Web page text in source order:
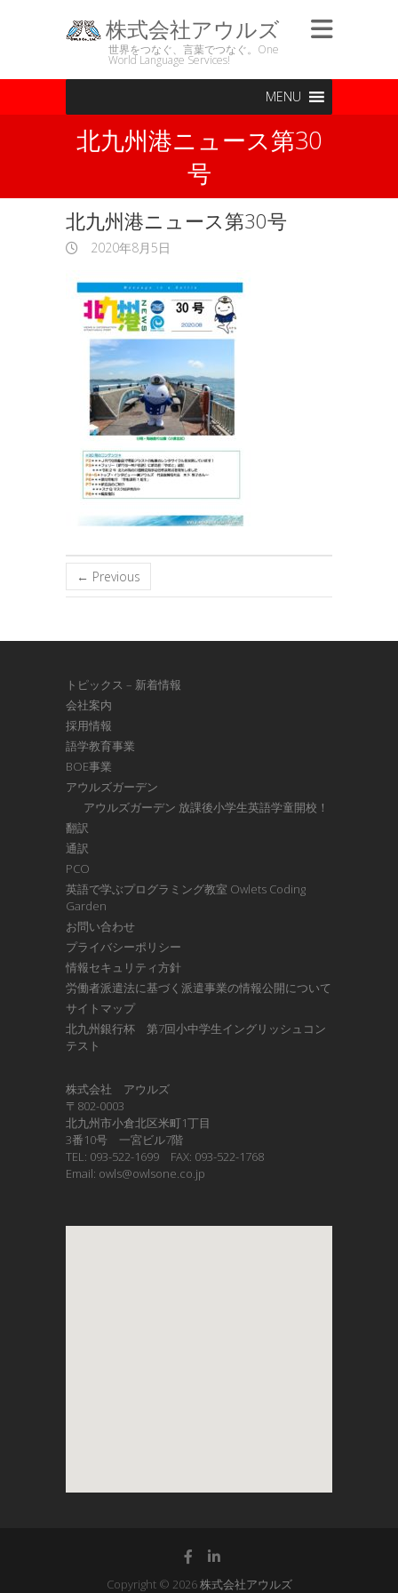
株式会社アウルズ
世界をつなぐ、言葉でつなぐ。One
World Language Services!
MENU
北九州港ニュース第30
号
北九州港ニュース第30号
2020年8月5日
← Previous
トピックス – 新着情報
会社案内
採用情報
語学教育事業
BOE事業
アウルズガーデン
アウルズガーデン 放課後小学生英語学童開校！
翻訳
通訳
PCO
英語で学ぶプログラミング教室 Owlets Coding
Garden
お問い合わせ
プライバシーポリシー
情報セキュリティ方針
労働者派遣法に基づく派遣事業の情報公開について
サイトマップ
北九州銀行杯 第7回小中学生イングリッシュコン
テスト
株式会社 アウルズ
〒802-0003
北九州市小倉北区米町1丁目
3番10号 一宮ビル7階
TEL: 093-522-1699 FAX: 093-522-1768
Email: owls@owlsone.co.jp
Copyright © 2026株式会社アウルズ